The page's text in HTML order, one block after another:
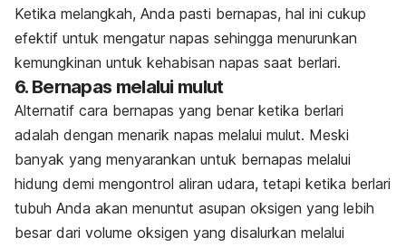
Ketika melangkah, Anda pasti bernapas, hal ini cukup
efektif untuk mengatur napas sehingga menurunkan
kemungkinan untuk kehabisan napas saat berlari.
6. Bernapas melalui mulut
Alternatif cara bernapas yang benar ketika berlari
adalah dengan menarik napas melalui mulut. Meski
banyak yang menyarankan untuk bernapas melalui
hidung demi mengontrol aliran udara, tetapi ketika berlari
tubuh Anda akan menuntut asupan oksigen yang lebih
besar dari volume oksigen yang disalurkan melalui